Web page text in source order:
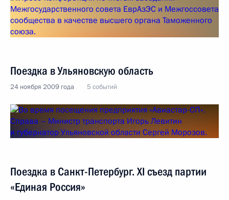
Поездка в Ульяновскую область
24 ноября 2009 года 5 событий
Поездка в Санкт-Петербург. XI съезд партии
«Единая Россия»